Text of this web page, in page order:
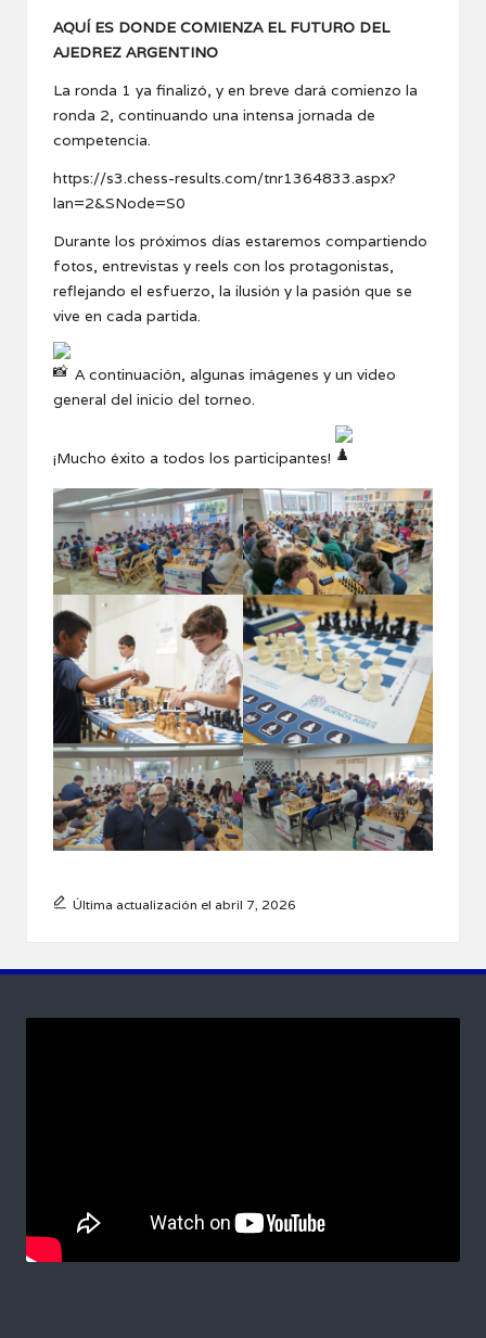
AQUÍ ES DONDE COMIENZA EL FUTURO DEL
AJEDREZ ARGENTINO
La ronda 1 ya finalizó, y en breve dará comienzo la
ronda 2, continuando una intensa jornada de
competencia.
https://s3.chess-results.com/tnr1364833.aspx?
lan=2&SNode=S0
Durante los próximos días estaremos compartiendo
fotos, entrevistas y reels con los protagonistas,
reflejando el esfuerzo, la ilusión y la pasión que se
vive en cada partida.
A continuación, algunas imágenes y un video
general del inicio del torneo.
¡Mucho éxito a todos los participantes!
Última actualización el abril 7, 2026